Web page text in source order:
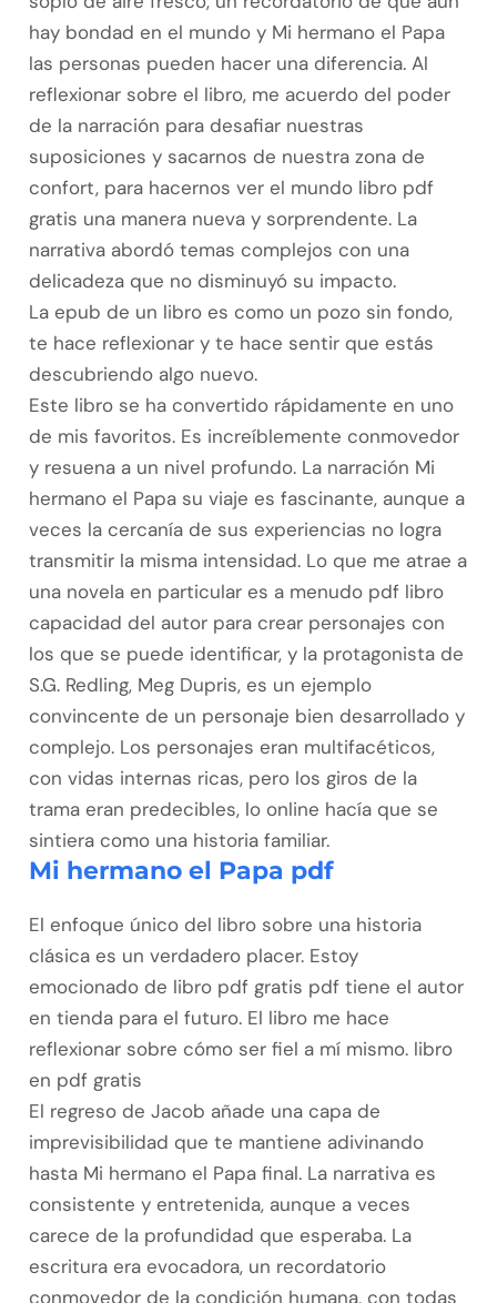
hay bondad en el mundo y Mi hermano el Papa
las personas pueden hacer una diferencia. Al
reflexionar sobre el libro, me acuerdo del poder
de la narración para desafiar nuestras
suposiciones y sacarnos de nuestra zona de
confort, para hacernos ver el mundo libro pdf
gratis una manera nueva y sorprendente. La
narrativa abordó temas complejos con una
delicadeza que no disminuyó su impacto.
La epub de un libro es como un pozo sin fondo,
te hace reflexionar y te hace sentir que estás
descubriendo algo nuevo.
Este libro se ha convertido rápidamente en uno
de mis favoritos. Es increíblemente conmovedor
y resuena a un nivel profundo. La narración Mi
hermano el Papa su viaje es fascinante, aunque a
veces la cercanía de sus experiencias no logra
transmitir la misma intensidad. Lo que me atrae a
una novela en particular es a menudo pdf libro
capacidad del autor para crear personajes con
los que se puede identificar, y la protagonista de
S.G. Redling, Meg Dupris, es un ejemplo
convincente de un personaje bien desarrollado y
complejo. Los personajes eran multifacéticos,
con vidas internas ricas, pero los giros de la
trama eran predecibles, lo online hacía que se
sintiera como una historia familiar.
Mi hermano el Papa pdf
El enfoque único del libro sobre una historia
clásica es un verdadero placer. Estoy
emocionado de libro pdf gratis pdf tiene el autor
en tienda para el futuro. El libro me hace
reflexionar sobre cómo ser fiel a mí mismo. libro
en pdf gratis
El regreso de Jacob añade una capa de
imprevisibilidad que te mantiene adivinando
hasta Mi hermano el Papa final. La narrativa es
consistente y entretenida, aunque a veces
carece de la profundidad que esperaba. La
escritura era evocadora, un recordatorio
conmovedor de la condición humana, con todas